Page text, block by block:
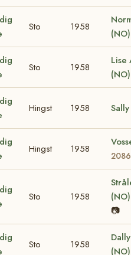
Sto 1958
Sto 1958
Lise
Hingst 1958 Sally
Hingst 1958
Sto 1958
📷
Sto 1958
(NO)